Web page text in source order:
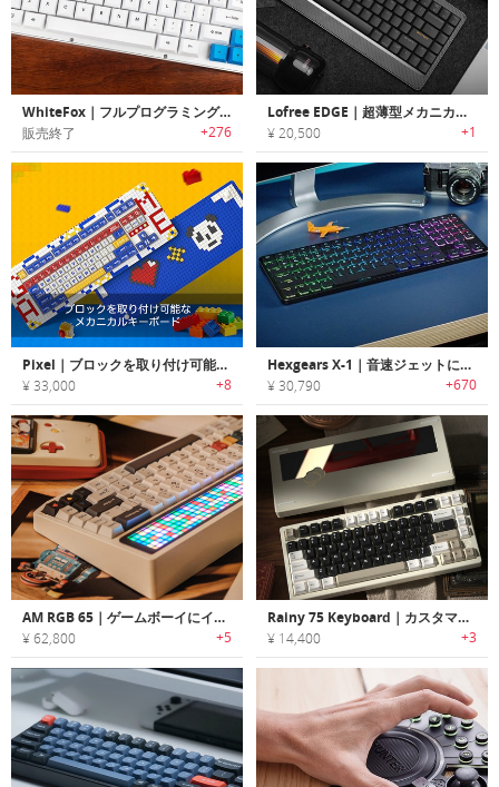
WhiteFox｜フルプログラミング可能なアルミフレームメカニカルキーボード「ホワイトフォックス」
販売終了 +276
Lofree EDGE｜超薄型メカニカルキーボード
¥ 20,500 +1
Pixel｜ブロックを取り付け可能なメカニカルキーボード「ピクセル」
¥ 33,000 +8
Hexgears X-1｜音速ジェットにインスパイアされた軽量/薄型メカニカルキーボード「X-1」
¥ 30,790 +670
AM RGB 65｜ゲームボーイにインスパイアされたメカニカルキーボード
¥ 62,800 +5
Rainy 75 Keyboard｜カスタマイザブルメカニカルキーボード
¥ 14,400 +3